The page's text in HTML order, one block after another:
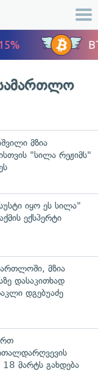
მზია
"სილა რეჟიმს"
იყო ეს სილა"
ექსპერტი
მზია
დასაკითხად
დგებუაძე
18 მარტს გახდება